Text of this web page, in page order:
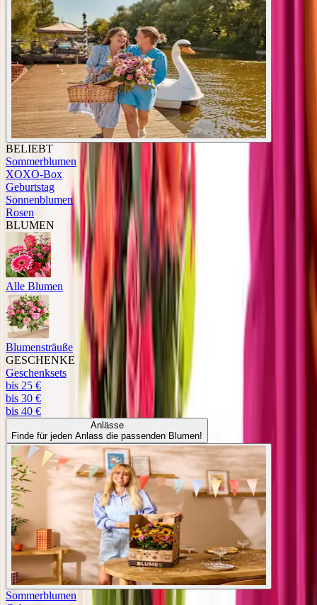
BELIEBT
Sommerblumen
XOXO-Box
Geburtstag
Sonnenblumen
Rosen
BLUMEN
Alle Blumen
Blumensträuße
GESCHENKE
Geschenksets
bis 25 €
bis 30 €
bis 40 €
Anlässe
Finde für jeden Anlass die passenden Blumen!
Sommerblumen